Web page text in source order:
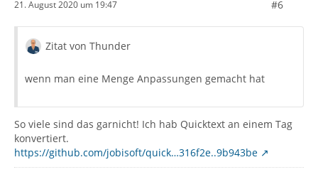
21. August 2020 um 19:47 #6
Zitat von Thunder
wenn man eine Menge Anpassungen gemacht hat
So viele sind das garnicht! Ich hab Quicktext an einem Tag
konvertiert.
https://github.com/jobisoft/quick…316f2e..9b943be